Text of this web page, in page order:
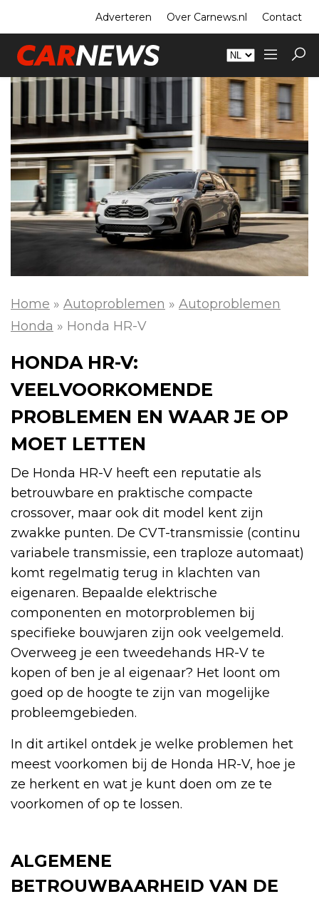
Adverteren Over Carnews.nl Contact
Home » Autoproblemen » Autoproblemen
Honda » Honda HR-V
HONDA HR-V:
VEELVOORKOMENDE
PROBLEMEN EN WAAR JE OP
MOET LETTEN
De Honda HR-V heeft een reputatie als
betrouwbare en praktische compacte
crossover, maar ook dit model kent zijn
zwakke punten. De CVT-transmissie (continu
variabele transmissie, een traploze automaat)
komt regelmatig terug in klachten van
eigenaren. Bepaalde elektrische
componenten en motorproblemen bij
specifieke bouwjaren zijn ook veelgemeld.
Overweeg je een tweedehands HR-V te
kopen of ben je al eigenaar? Het loont om
goed op de hoogte te zijn van mogelijke
probleemgebieden.
In dit artikel ontdek je welke problemen het
meest voorkomen bij de Honda HR-V, hoe je
ze herkent en wat je kunt doen om ze te
voorkomen of op te lossen.
ALGEMENE
BETROUWBAARHEID VAN DE